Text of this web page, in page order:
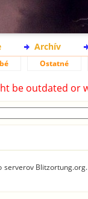
Archív
Ostatné
be outdated or
serverov